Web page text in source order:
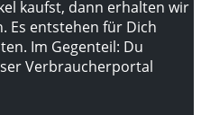
kaufst, dann erhalten wir
Es entstehen für Dich
Im Gegenteil: Du
Verbraucherportal